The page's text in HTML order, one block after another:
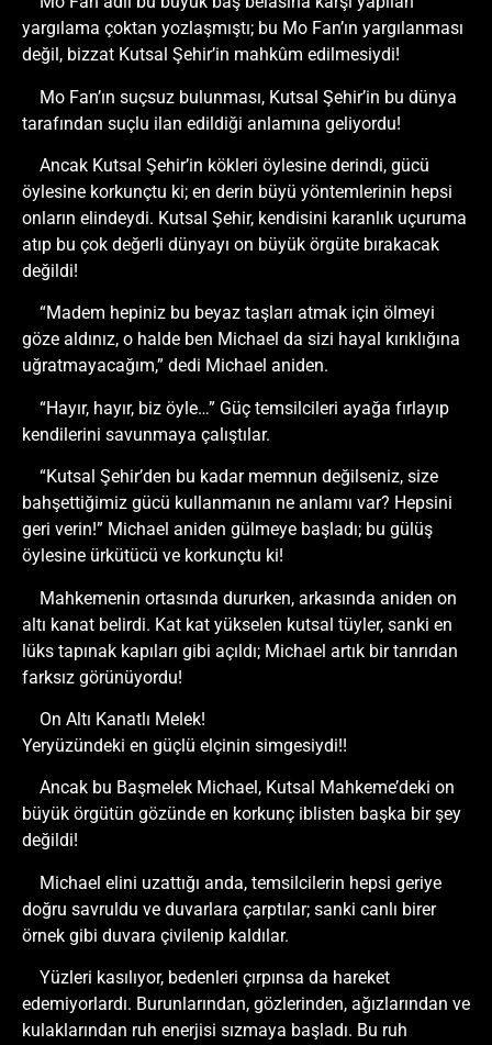
yargılama çoktan yozlaşmıştı; bu Mo Fan’ın yargılanması
değil, bizzat Kutsal Şehir’in mahkûm edilmesiydi!
Mo Fan’ın suçsuz bulunması, Kutsal Şehir’in bu dünya
tarafından suçlu ilan edildiği anlamına geliyordu!
Ancak Kutsal Şehir’in kökleri öylesine derindi, gücü
öylesine korkunçtu ki; en derin büyü yöntemlerinin hepsi
onların elindeydi. Kutsal Şehir, kendisini karanlık uçuruma
atıp bu çok değerli dünyayı on büyük örgüte bırakacak
değildi!
“Madem hepiniz bu beyaz taşları atmak için ölmeyi
göze aldınız, o halde ben Michael da sizi hayal kırıklığına
uğratmayacağım,” dedi Michael aniden.
“Hayır, hayır, biz öyle…” Güç temsilcileri ayağa fırlayıp
kendilerini savunmaya çalıştılar.
“Kutsal Şehir’den bu kadar memnun değilseniz, size
bahşettiğimiz gücü kullanmanın ne anlamı var? Hepsini
geri verin!” Michael aniden gülmeye başladı; bu gülüş
öylesine ürkütücü ve korkunçtu ki!
Mahkemenin ortasında dururken, arkasında aniden on
altı kanat belirdi. Kat kat yükselen kutsal tüyler, sanki en
lüks tapınak kapıları gibi açıldı; Michael artık bir tanrıdan
farksız görünüyordu!
On Altı Kanatlı Melek!
Yeryüzündeki en güçlü elçinin simgesiydi!!
Ancak bu Başmelek Michael, Kutsal Mahkeme’deki on
büyük örgütün gözünde en korkunç iblisten başka bir şey
değildi!
Michael elini uzattığı anda, temsilcilerin hepsi geriye
doğru savruldu ve duvarlara çarptılar; sanki canlı birer
örnek gibi duvara çivilenip kaldılar.
Yüzleri kasılıyor, bedenleri çırpınsa da hareket
edemiyorlardı. Burunlarından, gözlerinden, ağızlarından ve
kulaklarından ruh enerjisi sızmaya başladı. Bu ruh